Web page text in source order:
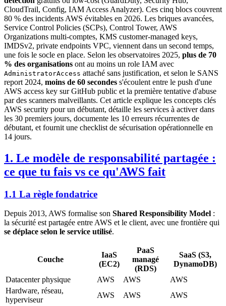
CloudTrail, Config, IAM Access Analyzer). Ces cinq blocs couvrent
80 % des incidents AWS évitables en 2026. Les briques avancées,
Service Control Policies (SCPs), Control Tower, AWS
Organizations multi-comptes, KMS customer-managed keys,
IMDSv2, private endpoints VPC, viennent dans un second temps,
une fois le socle en place. Selon les observatoires 2025, plus de 70
% des organisations ont au moins un role IAM avec
AdministratorAccess attaché sans justification, et selon le SANS
report 2024, moins de 60 secondes s'écoulent entre le push d'une
AWS access key sur GitHub public et la première tentative d'abuse
par des scanners malveillants. Cet article explique les concepts clés
AWS security pour un débutant, détaille les services à activer dans
les 30 premiers jours, documente les 10 erreurs récurrentes de
débutant, et fournit une checklist de sécurisation opérationnelle en
14 jours.
1. Le modèle de responsabilité partagée :
ce que tu fais vs ce qu'AWS fait
1.1 La règle fondatrice
Depuis 2013, AWS formalise son Shared Responsibility Model :
la sécurité est partagée entre AWS et le client, avec une frontière qui
se déplace selon le service utilisé.
Couche
IaaS
(EC2)
PaaS
managé
(RDS)
SaaS (S3,
DynamoDB)
Datacenter physique
AWS AWS
AWS
Hardware, réseau,
hyperviseur
AWS AWS
AWS